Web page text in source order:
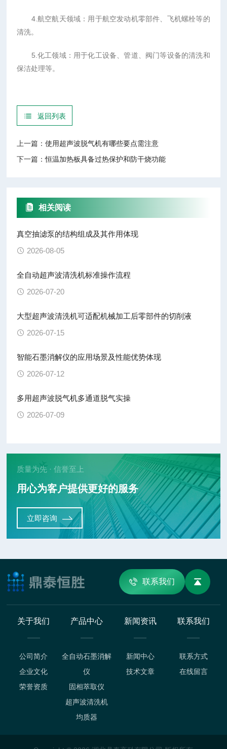
4.航空航天领域：用于航空发动机零部件、飞机螺栓等的
清洗。
5.化工领域：用于化工设备、管道、阀门等设备的清洗和
保洁处理等。
返回列表
上一篇：使用超声波脱气机有哪些要点需注意
下一篇：恒温加热板具备过热保护和防干烧功能
相关阅读
真空抽滤泵的结构组成及其作用体现
2026-08-05
全自动超声波清洗机标准操作流程
2026-07-20
大型超声波清洗机可适配机械加工后零部件的切削液
2026-07-15
智能石墨消解仪的应用场景及性能优势体现
2026-07-12
多用超声波脱气机多通道脱气实操
2026-07-09
质量为先 · 信誉至上
用心为客户提供更好的服务
立即咨询
联系我们
关于我们
公司简介
企业文化
荣誉资质
产品中心
全自动石墨消解
仪
固相萃取仪
超声波清洗机
均质器
新闻资讯
新闻中心
技术文章
联系我们
联系方式
在线留言